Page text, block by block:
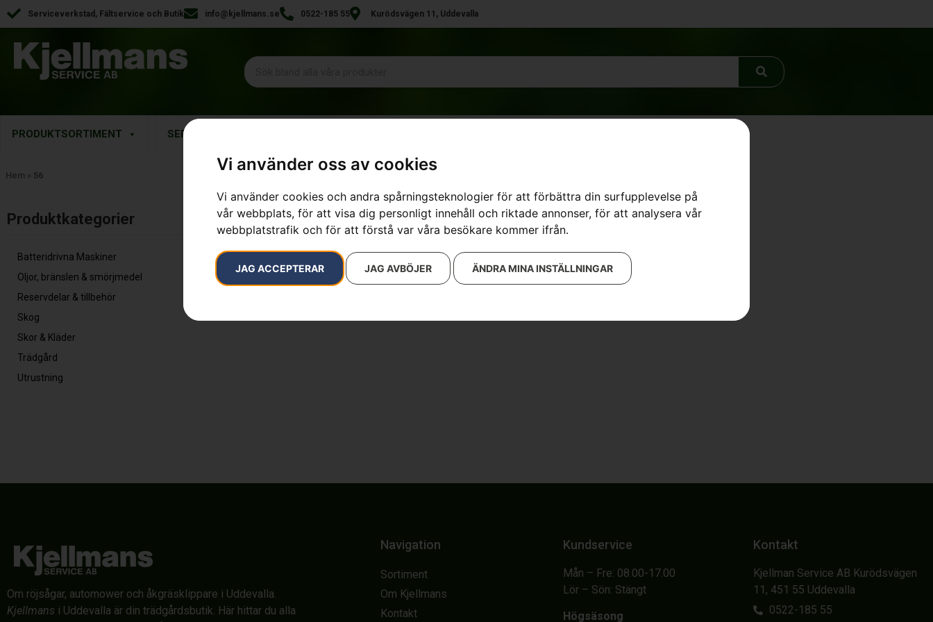
Vi använder oss av cookies
Vi använder cookies och andra spårningsteknologier för att förbättra din surfupplevelse på
vår webbplats, för att visa dig personligt innehåll och riktade annonser, för att analysera vår
webbplatstrafik och för att förstå var våra besökare kommer ifrån.
JAG ACCEPTERAR JAG AVBÖJER ÄNDRA MINA INSTÄLLNINGAR
Serviceverkstad, Fältservice och Butik info@kjellmans.se 0522-185 55 Kurödsvägen 11, Uddevalla
PRODUKTSORTIMENT SERVICE
Hem » 56
Produktkategorier​
Batteridrivna Maskiner
Oljor, bränslen & smörjmedel
Reservdelar & tillbehör
Skog
Skor & Kläder
Trädgård
Utrustning
Inga resultat.
Om röjsågar, automower och åkgräsklippare i Uddevalla.
Kjellmans i Uddevalla är din trädgårdsbutik. Här hittar du alla
Navigation
Sortiment
Om Kjellmans
Kontakt
Kundservice
Mån – Fre: 08.00-17.00
Lör – Sön: Stängt
Högsäsong
Kontakt
Kjellman Service AB Kurödsvägen
11, 451 55 Uddevalla
0522-185 55